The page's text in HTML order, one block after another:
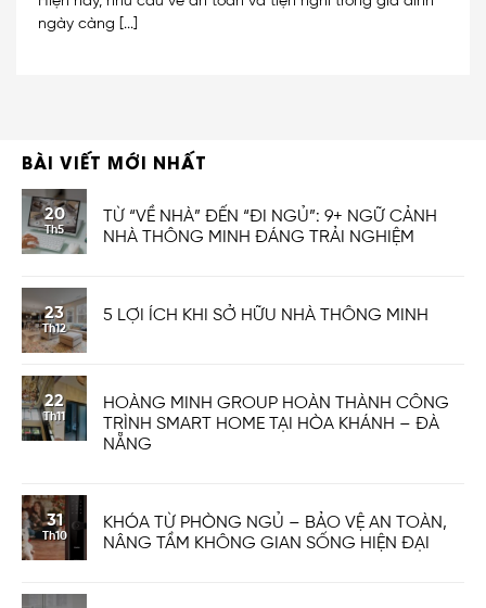
ngày càng [...]
BÀI VIẾT MỚI NHẤT
20
Th5
TỪ “VỀ NHÀ” ĐẾN “ĐI NGỦ”: 9+ NGỮ CẢNH
NHÀ THÔNG MINH ĐÁNG TRẢI NGHIỆM
23
Th12
5 LỢI ÍCH KHI SỞ HỮU NHÀ THÔNG MINH
22
Th11
HOÀNG MINH GROUP HOÀN THÀNH CÔNG
TRÌNH SMART HOME TẠI HÒA KHÁNH – ĐÀ
NẴNG
31
Th10
KHÓA TỪ PHÒNG NGỦ – BẢO VỆ AN TOÀN,
NÂNG TẦM KHÔNG GIAN SỐNG HIỆN ĐẠI